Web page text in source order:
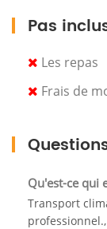
vous
médecine
Pas
Les repas
Frais de
Qu'est-ce qui
Transport